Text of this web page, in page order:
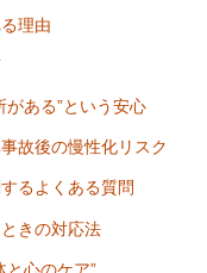
理由
がある”という安心
故後の慢性化リスク
るよくある質問
きの対応法